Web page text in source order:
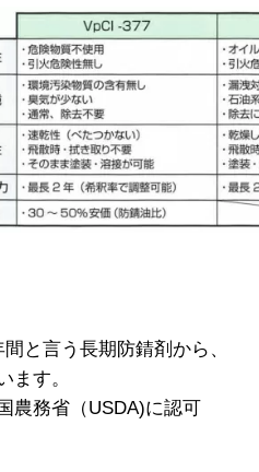
と言う長期防錆剤から、
ます。
農務省（USDA)に認可